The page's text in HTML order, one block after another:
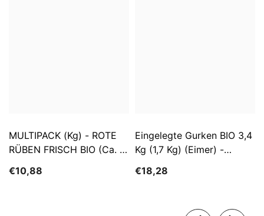
MULTIPACK (kg) - ROTE
RÜBEN FRISCH BIO (ca. 5
€10,88
Eingelegte Gurken BIO 3,4
Kg (1,7 Kg) (Eimer) -
€18,28